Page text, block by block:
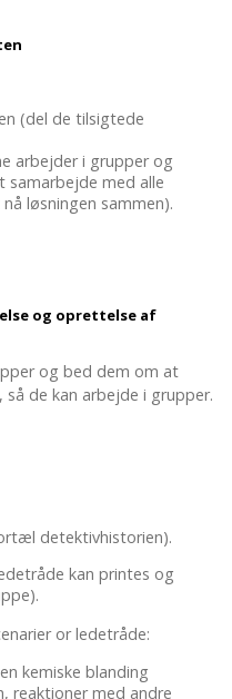
(del de tilsigtede
arbejder i grupper og
med alle
løsningen sammen).
og oprettelse af
og bed dem om at
de kan arbejde i grupper.
detektivhistorien).
kan printes og
or ledetråde:
kemiske blanding
reaktioner med andre